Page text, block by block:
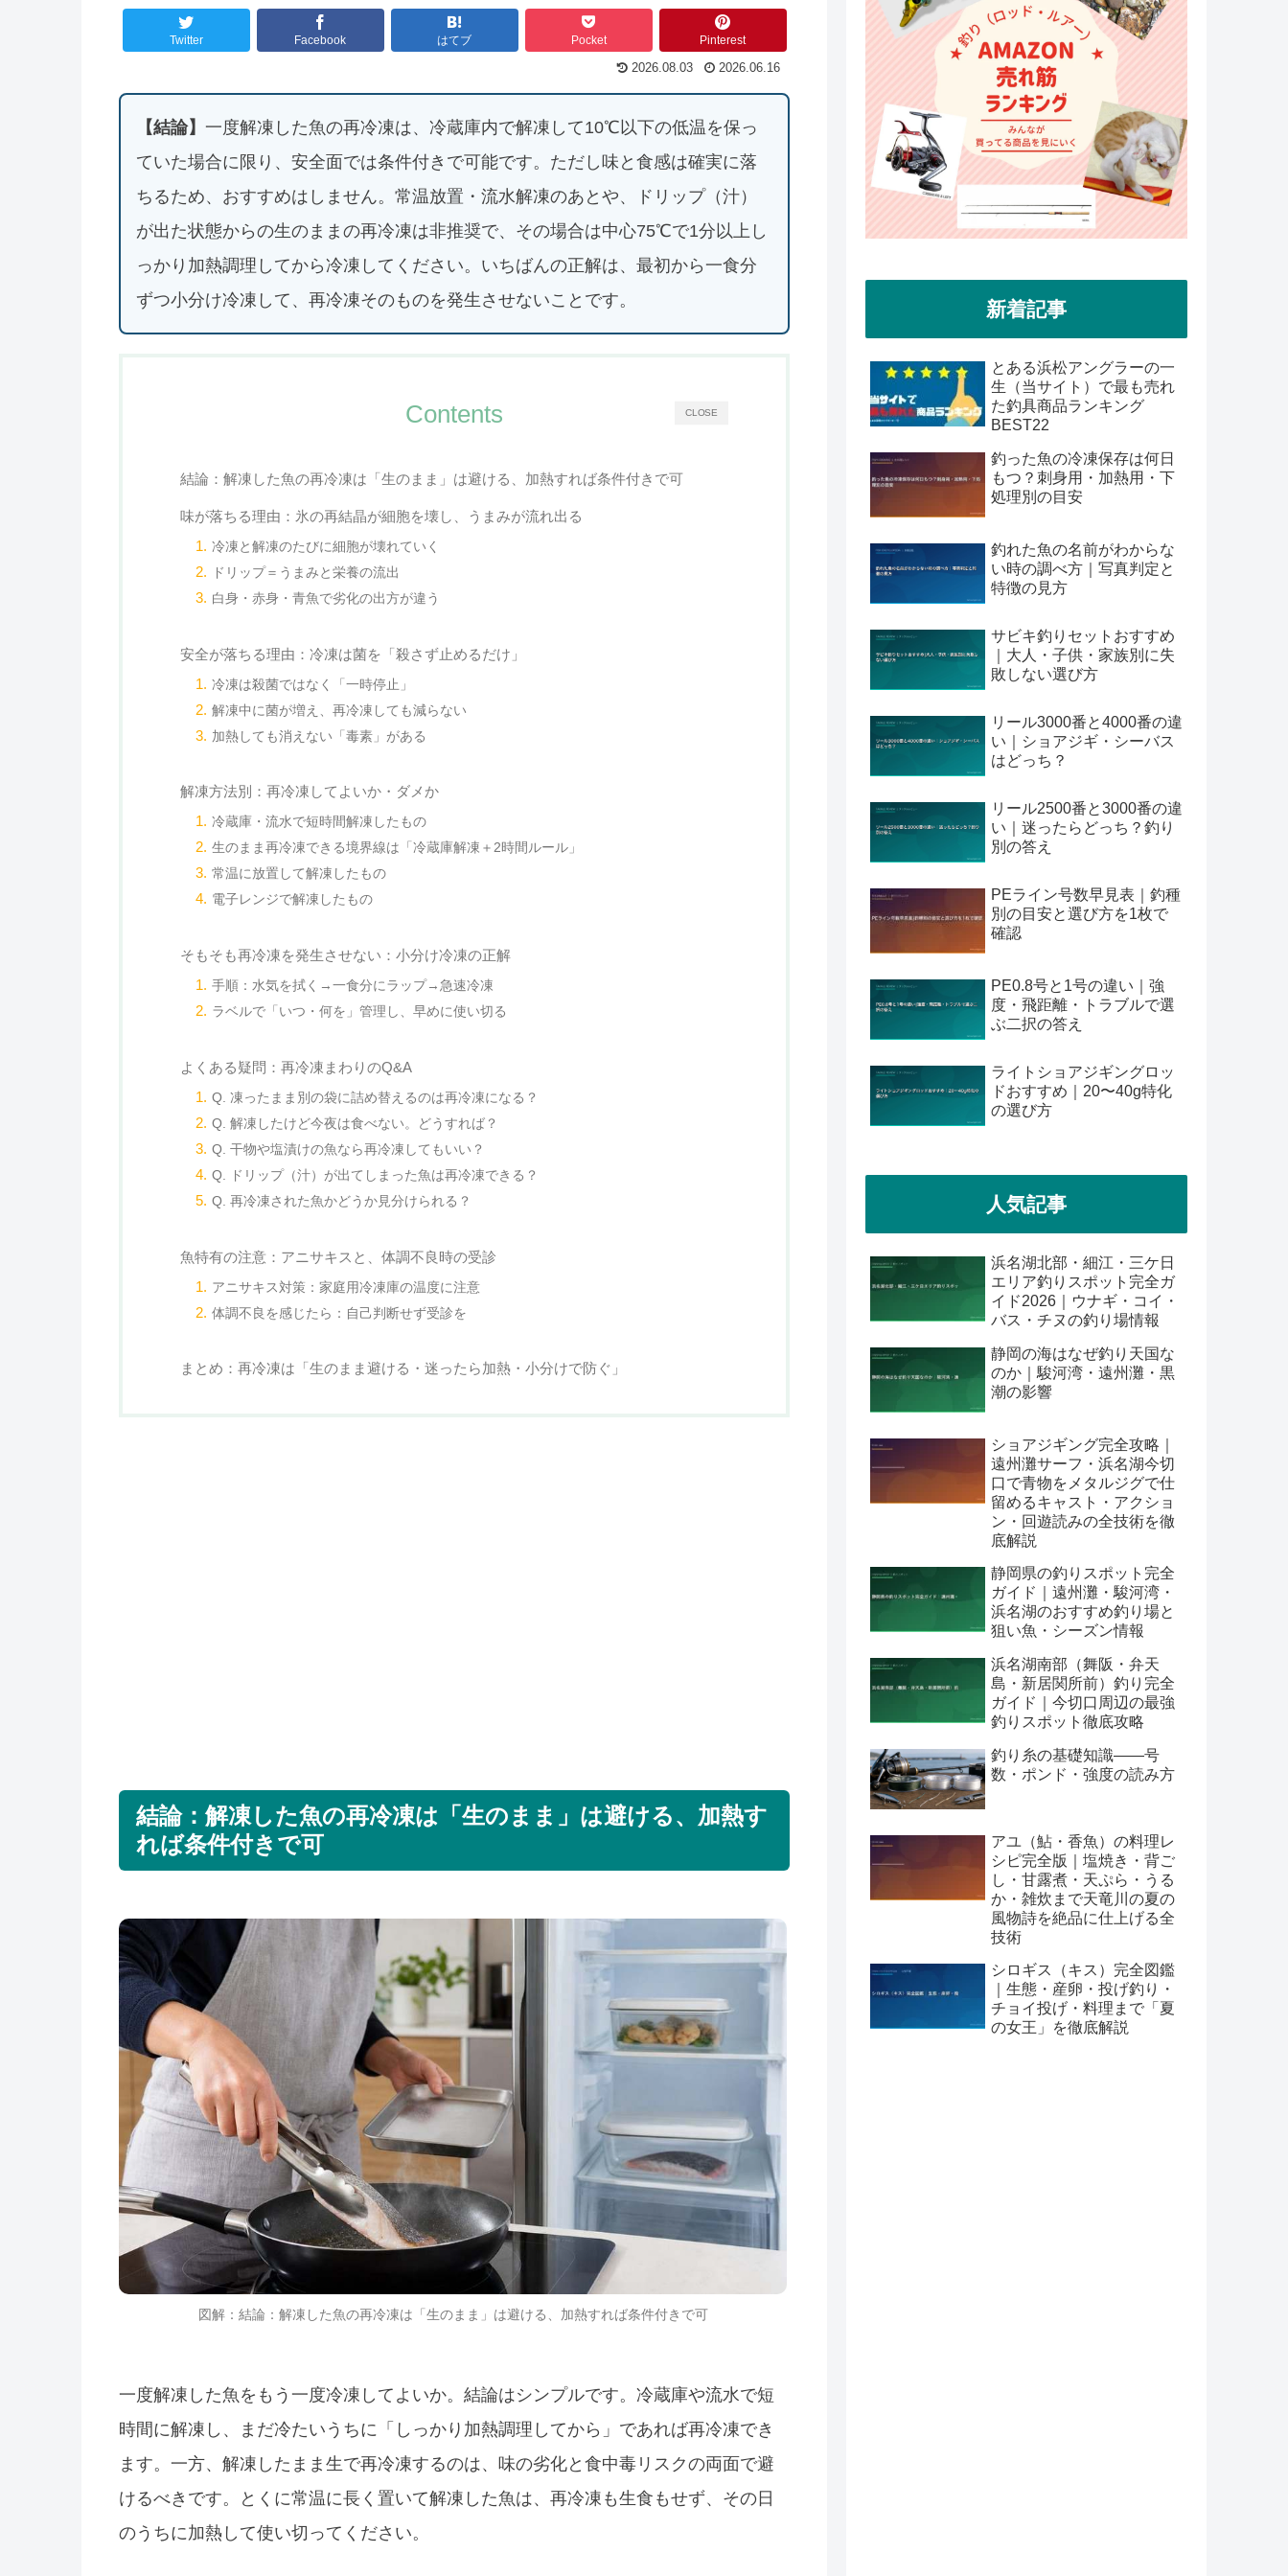
Twitter Facebook はてブ Pocket Pinterest
2026.08.03 2026.06.16
【結論】 一度解凍した魚の再冷凍は、冷蔵庫内で解凍して10℃以下の低温を保っ
ていた場合に限り、安全面では条件付きで可能です。ただし味と食感は確実に落
ちるため、おすすめはしません。常温放置・流水解凍のあとや、ドリップ（汁）
が出た状態からの生のままの再冷凍は非推奨で、その場合は中心75℃で1分以上し
っかり加熱調理してから冷凍してください。いちばんの正解は、最初から一食分
ずつ小分け冷凍して、再冷凍そのものを発生させないことです。
CLOSE
Contents
結論：解凍した魚の再冷凍は「生のまま」は避ける、加熱すれば条件付きで可
味が落ちる理由：氷の再結晶が細胞を壊し、うまみが流れ出る
冷凍と解凍のたびに細胞が壊れていく
ドリップ＝うまみと栄養の流出
白身・赤身・青魚で劣化の出方が違う
安全が落ちる理由：冷凍は菌を「殺さず止めるだけ」
冷凍は殺菌ではなく「一時停止」
解凍中に菌が増え、再冷凍しても減らない
加熱しても消えない「毒素」がある
解凍方法別：再冷凍してよいか・ダメか
冷蔵庫・流水で短時間解凍したもの
生のまま再冷凍できる境界線は「冷蔵庫解凍＋2時間ルール」
常温に放置して解凍したもの
電子レンジで解凍したもの
そもそも再冷凍を発生させない：小分け冷凍の正解
手順：水気を拭く→一食分にラップ→急速冷凍
ラベルで「いつ・何を」管理し、早めに使い切る
よくある疑問：再冷凍まわりのQ&A
Q. 凍ったまま別の袋に詰め替えるのは再冷凍になる？
Q. 解凍したけど今夜は食べない。どうすれば？
Q. 干物や塩漬けの魚なら再冷凍してもいい？
Q. ドリップ（汁）が出てしまった魚は再冷凍できる？
Q. 再冷凍された魚かどうか見分けられる？
魚特有の注意：アニサキスと、体調不良時の受診
アニサキス対策：家庭用冷凍庫の温度に注意
体調不良を感じたら：自己判断せず受診を
まとめ：再冷凍は「生のまま避ける・迷ったら加熱・小分けで防ぐ」
結論：解凍した魚の再冷凍は「生のまま」は避ける、加熱す
れば条件付きで可
図解：結論：解凍した魚の再冷凍は「生のまま」は避ける、加熱すれば条件付きで可
一度解凍した魚をもう一度冷凍してよいか。結論はシンプルです。冷蔵庫や流水で短
時間に解凍し、まだ冷たいうちに「しっかり加熱調理してから」であれば再冷凍でき
ます。一方、解凍したまま生で再冷凍するのは、味の劣化と食中毒リスクの両面で避
けるべきです。とくに常温に長く置いて解凍した魚は、再冷凍も生食もせず、その日
のうちに加熱して使い切ってください。
新着記事
とある浜松アングラーの一
生（当サイト）で最も売れ
た釣具商品ランキング
BEST22
釣った魚の冷凍保存は何日
もつ？刺身用・加熱用・下
処理別の目安
釣れた魚の名前がわからな
い時の調べ方｜写真判定と
特徴の見方
サビキ釣りセットおすすめ
｜大人・子供・家族別に失
敗しない選び方
リール3000番と4000番の違
い｜ショアジギ・シーバス
はどっち？
リール2500番と3000番の違
い｜迷ったらどっち？釣り
別の答え
PEライン号数早見表｜釣種
別の目安と選び方を1枚で
確認
PE0.8号と1号の違い｜強
度・飛距離・トラブルで選
ぶ二択の答え
ライトショアジギングロッ
ドおすすめ｜20〜40g特化
の選び方
人気記事
浜名湖北部・細江・三ケ日
エリア釣りスポット完全ガ
イド2026｜ウナギ・コイ・
バス・チヌの釣り場情報
静岡の海はなぜ釣り天国な
のか｜駿河湾・遠州灘・黒
潮の影響
ショアジギング完全攻略｜
遠州灘サーフ・浜名湖今切
口で青物をメタルジグで仕
留めるキャスト・アクショ
ン・回遊読みの全技術を徹
底解説
静岡県の釣りスポット完全
ガイド｜遠州灘・駿河湾・
浜名湖のおすすめ釣り場と
狙い魚・シーズン情報
浜名湖南部（舞阪・弁天
島・新居関所前）釣り完全
ガイド｜今切口周辺の最強
釣りスポット徹底攻略
釣り糸の基礎知識——号
数・ポンド・強度の読み方
アユ（鮎・香魚）の料理レ
シピ完全版｜塩焼き・背ご
し・甘露煮・天ぷら・うる
か・雑炊まで天竜川の夏の
風物詩を絶品に仕上げる全
技術
シロギス（キス）完全図鑑
｜生態・産卵・投げ釣り・
チョイ投げ・料理まで「夏
の女王」を徹底解説